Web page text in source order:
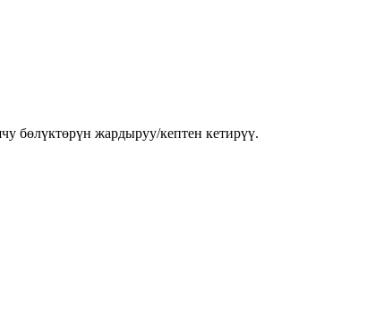
бөлүктөрүн жардыруу/кептен кетирүү.